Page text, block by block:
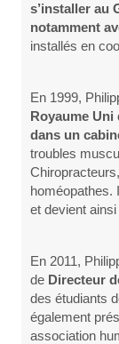
s’installer au
notamment
installés en
En 1999,
Royaume
dans un
troubles
homéopathes.
et devient ainsi
En 2011,
de Directeur
des étudiants
également
association